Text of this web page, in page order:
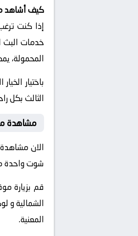
كيف أشاهد
إذا كنت
خدمات البث
المحمولة،
باختيار
الثالث بكل راحة ومن أي
مشاهدة
الان مشاهدة
شوت واحدة
قم بزيارة
الشمالية و
المعنية.